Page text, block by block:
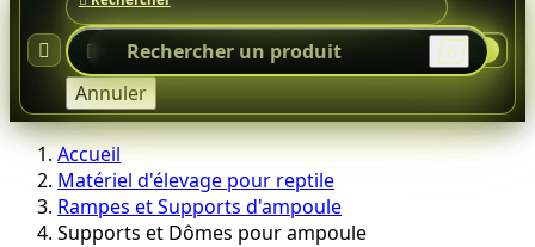


Annuler

Accueil
Matériel d'élevage pour reptile
Rampes et Supports d'ampoule
Supports et Dômes pour ampoule